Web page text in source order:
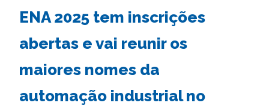
ENA 2025 tem inscrições
abertas e vai reunir os
maiores nomes da
automação industrial no